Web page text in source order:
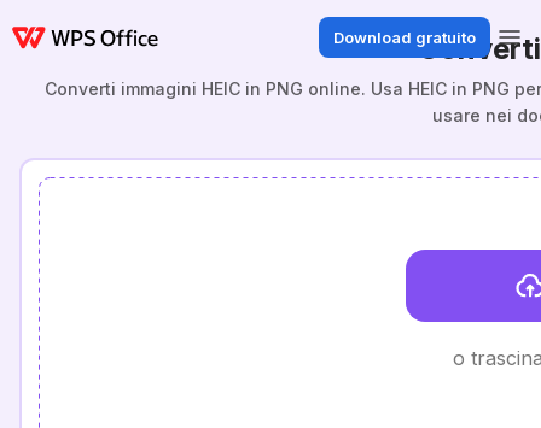
Download gratuito
Converti immagini HEIC in PNG online. Usa HEIC in
usare nei
o